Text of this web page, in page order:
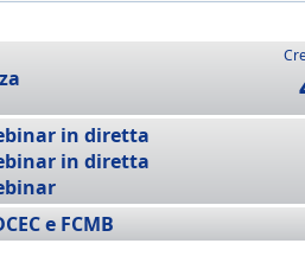
in diretta
in diretta
e FCMB